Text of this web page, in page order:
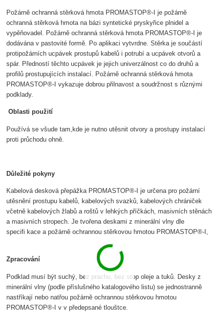
Požárně ochranná stěrková hmota PROMASTOP®-I je požárně
ochranná stěrková hmota na bázi syntetické pryskyřice plnidel a
vypěňovadel. Požárně ochranná stěrková hmota PROMASTOP®-I je
dodávána v pastovité formě. Po aplikaci vytvrdne. Stěrka je součástí
protipožárních ucpávek prostupů kabelů i potrubí a ucpávek otvorů a
spár. Předností těchto ucpávek je jejich univerzálnost co do druhů a
profilů prostupujících instalací. Požárně ochranná stěrková hmota
PROMASTOP®-I vykazuje dobrou přilnavost a soudržnost s různými
podklady.
Oblasti použití
Používá se všude tam,kde je nutno utěsnit otvory a prostupy instalací
proti průchodu ohně.
Důležité pokyny
Kabelová desková přepážka PROMASTOP®-I je určena pro požární
utěsnění prostupu kabelů, kabelových svazků, kabelových chrániček
včetně kabelových žlabů a roštů v lehkých příčkách, masivních stěnách
a masivních stropech. Je tvořena deskami z minerální vlny dle
specifi kace a požárně ochrannou stěrkovou hmotou PROMASTOP®-I,
Zpracování
Podklad musí být suchý, bez prachu, bez stop oleje a tuků. Desky z
minerální vlny (podle příslušného katalogového listu) se jednostranně
nastříkají nebo natřou požárně ochrannou stěrkovou hmotou
PROMASTOP®-I v v předepsané tlouštce.